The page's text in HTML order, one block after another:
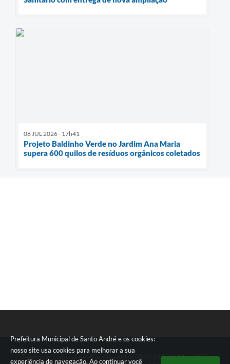
Prefeitura Municipal de Santo André e os cookies:
nosso site usa cookies para melhorar a sua
experiência de navegação. Ao continuar você
08 JUL 2026 - 17h41
Projeto Baldinho Verde no Jardim Ana Maria
supera 600 quilos de resíduos orgânicos coletados
Telefone: Central de Atendimento: 0800 019 19 44 ou 156